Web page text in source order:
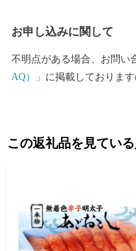
お申し込みに関して
不明点がある場合、お問い
AQ）」 に掲載しておりま
この返礼品を見てい